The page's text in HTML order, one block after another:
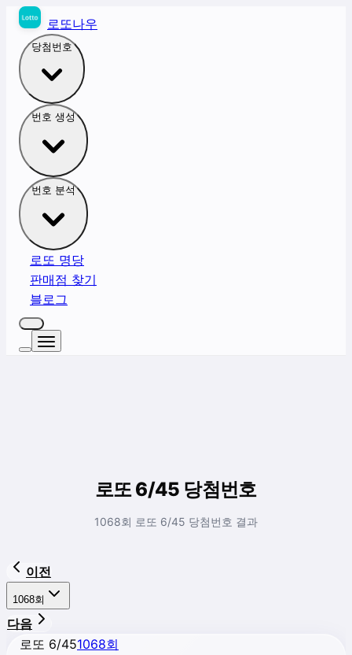
로또나우
당첨번호
번호 생성
번호 분석
로또 명당
판매점 찾기
블로그
로또 6/45 당첨번호
1068회 로또 6/45 당첨번호 결과
이전
1068회
다음
로또 6/451068회